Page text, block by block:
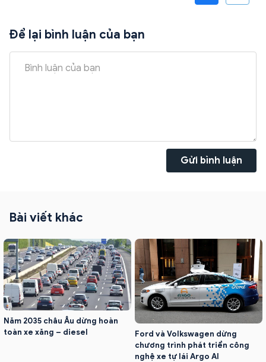
Để lại bình luận của bạn
Gửi bình luận
Bài viết khác
Năm 2035 châu Âu dừng hoàn
toàn xe xăng – diesel
Ford và Volkswagen dừng
chương trình phát triển công
nghệ xe tự lái Argo AI